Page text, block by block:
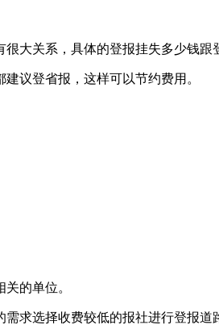
大关系，具体的登报挂失多少钱跟
议登省报，这样可以节约费用。
的单位。
求选择收费较低的报社进行登报